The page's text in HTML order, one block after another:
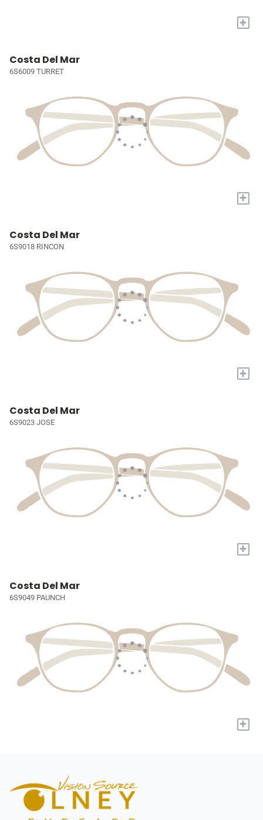
+
Costa Del Mar
6S6009 TURRET
+
Costa Del Mar
6S9018 RINCON
+
Costa Del Mar
6S9023 JOSE
+
Costa Del Mar
6S9049 PAUNCH
+